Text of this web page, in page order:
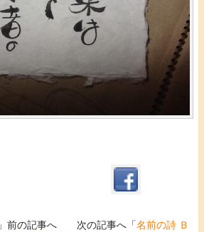
」前の記事へ 次の記事へ「名前の詩 Ｂ